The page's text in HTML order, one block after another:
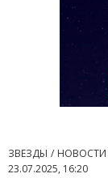
ЗВЕЗДЫ
НОВОСТИ
23.07.2025, 16:20